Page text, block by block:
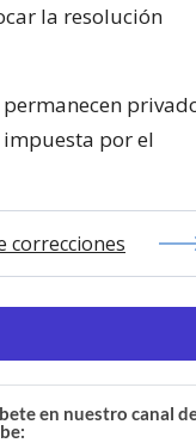
la resolución
por el
correcciones
en nuestro canal